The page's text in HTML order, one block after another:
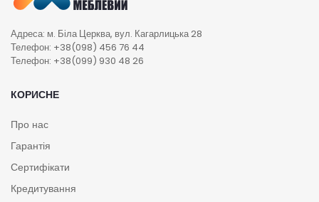
Адреса: м. Біла Церква, вул. Кагарлицька 28
Телефон: +38(098) 456 76 44
Телефон: +38(099) 930 48 26
КОРИСНЕ
Про нас
Гарантія
Сертифікати
Кредитування